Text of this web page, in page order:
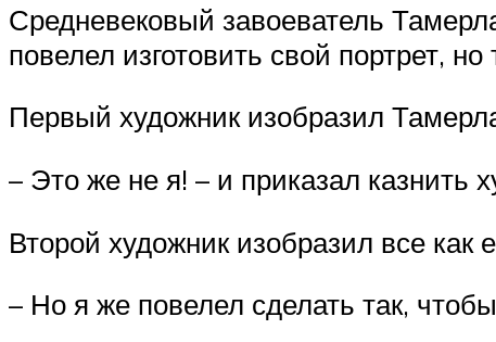
Средневековый завоеватель
повелел изготовить свой портрет,
Первый художник изобразил
– Это же не я! – и приказал казнить
Второй художник изобразил все как
– Но я же повелел сделать так,